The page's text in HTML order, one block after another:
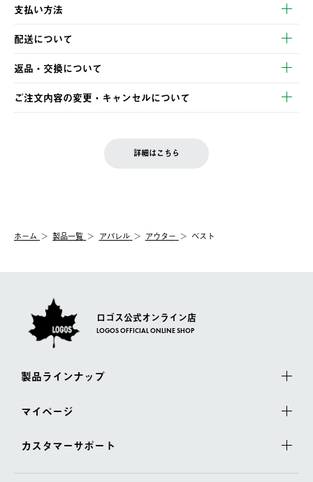
支払い方法
以下のいずれかの方法でお支払いいただけます。
・クレジットカード決済
・コンビニ決済
・Pay-easy決済
配送について
【発送スケジュール】
ご注文・ご入金完了より2営業日以内に商品を発送いたします。
土日祝の発送はございませんので、木曜日以降のご注文は週明け
の発送となる場合がございます。
【配送業者】
佐川急便にて配送されます。
返品・交換について
※お客様都合の場合
お客様都合の返品にかかる送料は、お客様ご負担とさせていただ
一度お手元の商品を返品いただき、ご希望商品を再注文してくだ
ご注文内容の変更・キャンセルについて
LOGOS FAMILY会員の方は、会員マイページ内 購入履歴画面に
詳細はこちら
ホーム 製品一覧 アパレル アウター ベスト
ロゴス公式オンライン店
LOGOS OFFICIAL ONLINE SHOP
製品ラインナップ
マイページ
カスタマーサポート